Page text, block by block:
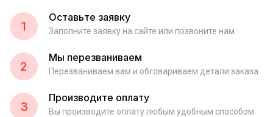
1
Оставьте заявку
Заполните заявку на сайте или позвоните нам
2
Мы перезваниваем
Перезваниваем вам и обговариваем детали заказа
3
Производите оплату
Вы производите оплату любым удобным способом